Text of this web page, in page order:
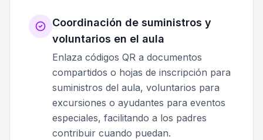
Coordinación de suministros y
voluntarios en el aula
Enlaza códigos QR a documentos
compartidos o hojas de inscripción para
suministros del aula, voluntarios para
excursiones o ayudantes para eventos
especiales, facilitando a los padres
contribuir cuando puedan.